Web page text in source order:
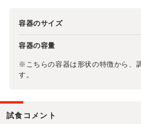
容器のサイズ
容器の容量
※こちらの容器は形状の特徴から、
す。
試食コメント